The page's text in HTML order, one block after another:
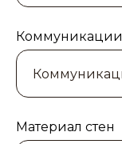
Коммуникации
Материал стен